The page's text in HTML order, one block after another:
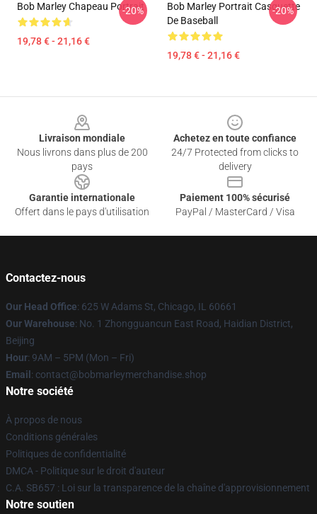
Bob Marley Chapeau Portrait
19,78 € - 21,16 €
-20%
Bob Marley Portrait Casquette
De Baseball
19,78 € - 21,16 €
-20%
Livraison mondiale
Nous livrons dans plus de 200
pays
Achetez en toute confiance
24/7 Protected from clicks to
delivery
Garantie internationale
Offert dans le pays d'utilisation
Paiement 100% sécurisé
PayPal / MasterCard / Visa
Contactez-nous
Our Head Office: 625 W Adams St, Chicago, IL 60661
Our Warehouse: No. 1 Zhongguancun East Road, Haidian District,
Beijing
Hour: 9AM – 5PM (Mon – Fri)
Email : contact@bobmarleymerchandise.shop
Notre société
À propos de nous
Conditions générales
Politiques de confidentialité
DMCA - Politique sur le droit d'auteur
C.A. SB657 : Loi sur la transparence de la chaîne d'approvisionnement
Notre soutien